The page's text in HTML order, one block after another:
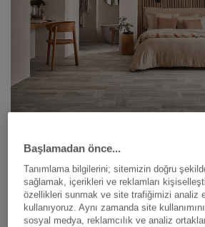
ELEGANCE RIGID 55
Başlamadan önce...
Tanımlama bilgilerini; sitemizin doğru
sağlamak, içerikleri ve reklamları
özellikleri sunmak ve site trafiğimizi analiz
kullanıyoruz. Aynı zamanda site
sosyal medya, reklamcılık ve analiz